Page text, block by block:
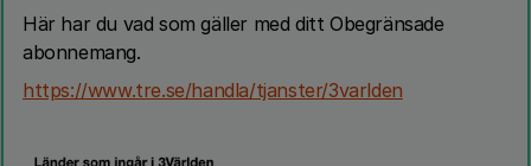
Här har du vad som gäller med ditt Obegränsade
abonnemang.
https://www.tre.se/handla/tjanster/3varlden